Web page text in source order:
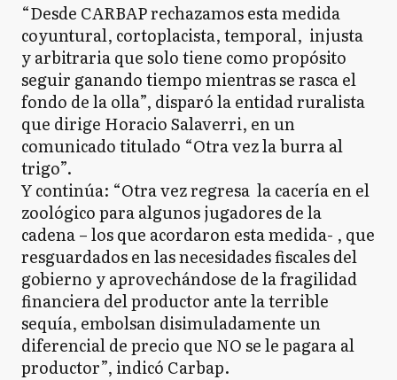
“Desde CARBAP rechazamos esta medida
coyuntural, cortoplacista, temporal, injusta
y arbitraria que solo tiene como propósito
seguir ganando tiempo mientras se rasca el
fondo de la olla”, disparó la entidad ruralista
que dirige Horacio Salaverri, en un
comunicado titulado “Otra vez la burra al
trigo”.
Y continúa: “Otra vez regresa la cacería en el
zoológico para algunos jugadores de la
cadena – los que acordaron esta medida- , que
resguardados en las necesidades fiscales del
gobierno y aprovechándose de la fragilidad
financiera del productor ante la terrible
sequía, embolsan disimuladamente un
diferencial de precio que NO se le pagara al
productor”, indicó Carbap.